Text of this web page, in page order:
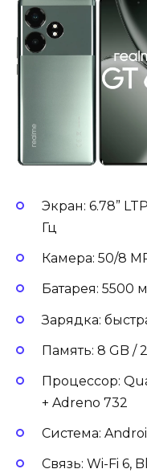
Экран: 6.78”
Гц
Камера: 50/8
Батарея: 5500
Зарядка:
Память: 8 GB /
Процессор:
+ Adreno 732
Система:
Связь: Wi-Fi 6,